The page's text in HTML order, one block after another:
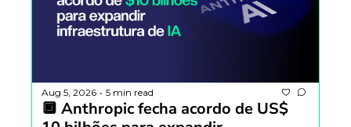
Aug 5, 2026 • 5 min read
🔲 Anthropic fecha acordo de US$